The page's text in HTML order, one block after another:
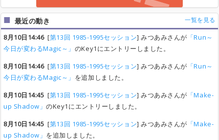
最近の動き 一覧を見る
8月10日14:46[第13回 1985-1995セッション] みつあみさんが 「Run～
今日が変わるMagic～」 のKey1にエントリーしました。
8月10日14:46[第13回 1985-1995セッション] みつあみさんが 「Run～
今日が変わるMagic～」 を追加しました。
8月10日14:45 [第13回 1985-1995セッション] みつあみさんが 「Make-
up Shadow」のKey1にエントリーしました。
8月10日14:45 [第13回 1985-1995セッション] みつあみさんが 「Make-
up Shadow」 を追加しました。